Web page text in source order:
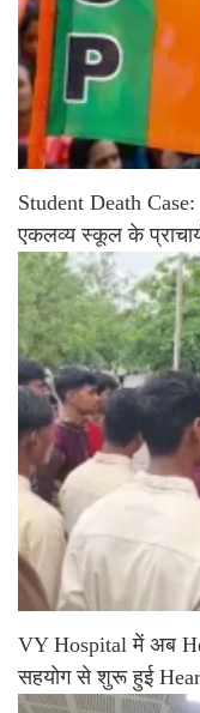
Student Death
एकलव्य स्कूल के
VY Hospital में अब
सहयोग से शुरू हुई